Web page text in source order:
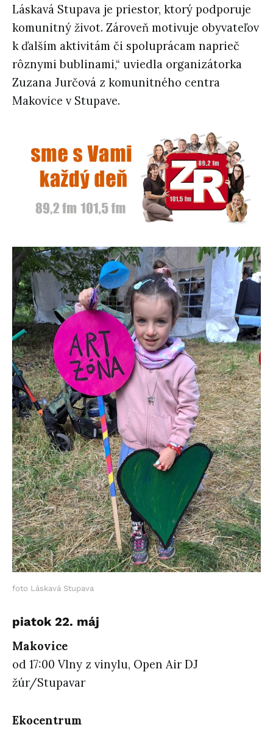
Láskavá Stupava je priestor, ktorý podporuje
komunitný život. Zároveň motivuje obyvateľov
k ďalším aktivitám či spoluprácam naprieč
rôznymi bublinami,“ uviedla organizátorka
Zuzana Jurčová z komunitného centra
Makovice v Stupave.
foto Láskavá Stupava
piatok 22. máj
Makovice
od 17:00 Vlny z vinylu, Open Air DJ
žúr/Stupavar
Ekocentrum